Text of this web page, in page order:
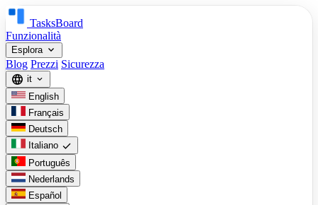
TasksBoard
Funzionalità
Esplora expand_more
Blog Prezzi Sicurezza
language it expand_more
English
Français
Deutsch
Italiano check
Português
Nederlands
Español